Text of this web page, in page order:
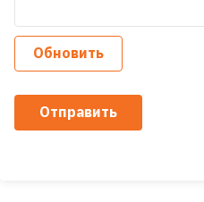
Обновить
Отправить